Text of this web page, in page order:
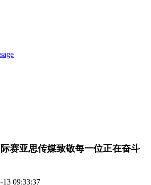
赛亚思传媒致敬每一位正在奋斗
09:33:37